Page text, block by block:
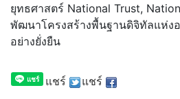
ยุทธศาสตร์ National Trust,
พัฒนาโครงสร้างพื้นฐานดิจิทัลแห่ง
อย่างยั่งยืน
แชร์ แชร์